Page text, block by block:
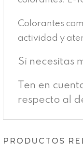
Colorantes
actividad y
Si necesitas
Ten en
respecto al
PRODUCTOS